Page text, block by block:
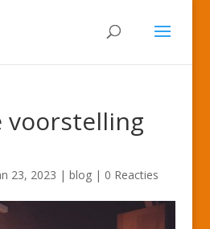
voorstelling
23, 2023 | blog| 0 Reacties